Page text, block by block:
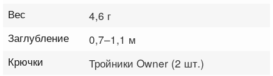
Вес
4,6 г
Заглубление
0,7–1,1 м
Крючки
Тройники Owner (2 шт.)